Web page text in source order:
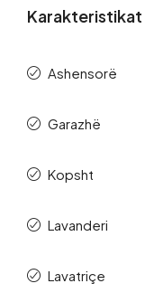
Karakteristikat
Ashensorë
Garazhë
Kopsht
Lavanderi
Lavatriçe